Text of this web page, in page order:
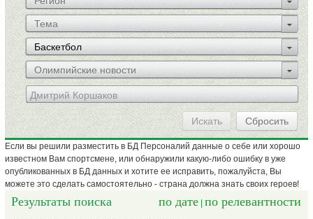
Тема
Баскетбол
Олимпийские новости
Искать Сбросить
Если вы решили разместить в БД Персоналий данные о себе или хорошо
известном Вам спортсмене, или обнаружили какую-либо ошибку в уже
опубликованных в БД данных и хотите ее исправить, пожалуйста, Вы
можете это сделать самостоятельно - страна должна знать своих героев!
Результаты поиска по дате по релевантности